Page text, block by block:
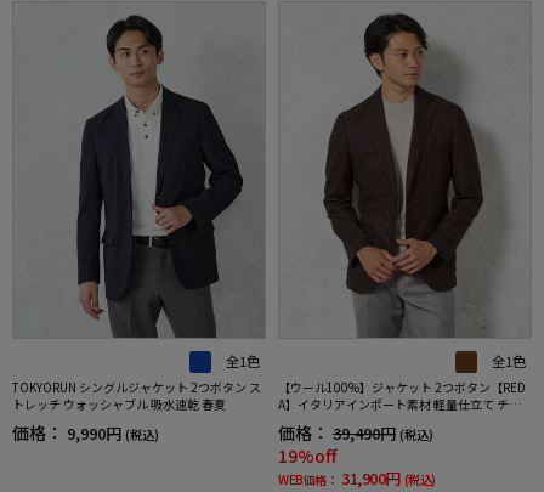
全1色
TOKYORUN シングルジャケット 2つボタン ス
トレッチ ウォッシャブル 吸水速乾 春夏
価格： 9,990円 (税込)
全1色
【ウール100%】ジャケット 2つボタン【RED
A】イタリアインポート素材 軽量仕立て チェ
ック ブラウン RUCKEN BACCHAR 秋冬
価格： 39,490円 (税込)
19%off
WEB価格： 31,900円 (税込)